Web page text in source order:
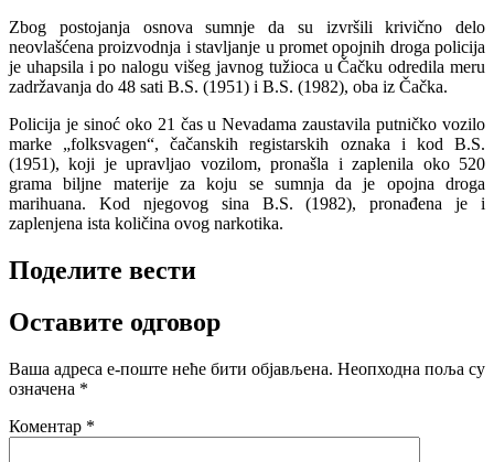
Zbog postojanja osnova sumnje da su izvršili krivično delo
neovlašćena proizvodnja i stavljanje u promet opojnih droga policija
je uhapsila i po nalogu višeg javnog tužioca u Čačku odredila meru
zadržavanja do 48 sati B.S. (1951) i B.S. (1982), oba iz Čačka.
Policija je sinoć oko 21 čas u Nevadama zaustavila putničko vozilo
marke „folksvagen“, čačanskih registarskih oznaka i kod B.S.
(1951), koji je upravljao vozilom, pronašla i zaplenila oko 520
grama biljne materije za koju se sumnja da je opojna droga
marihuana. Kod njegovog sina B.S. (1982), pronađena je i
zaplenjena ista količina ovog narkotika.
Поделите вести
Оставите одговор
Ваша адреса е-поште неће бити објављена. Неопходна поља су
означена *
Коментар *